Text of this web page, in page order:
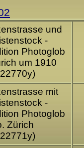
und
-
Photoglob
um 1910
mit
-
Photoglob
Zürich